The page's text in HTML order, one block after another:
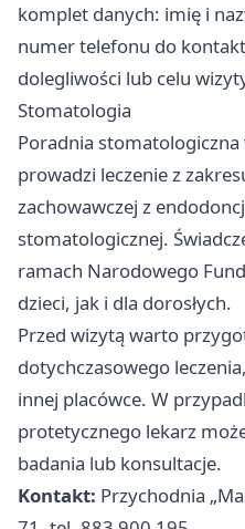
komplet danych: imię i
numer telefonu do
dolegliwości lub celu
Stomatologia
Poradnia
prowadzi leczenie z
zachowawczej z
stomatologicznej.
ramach Narodowego
dzieci, jak i dla dorosłych.
Przed wizytą warto
dotychczasowego
innej placówce. W
protetycznego lekarz
badania lub konsultacje.
Kontakt: Przychodnia